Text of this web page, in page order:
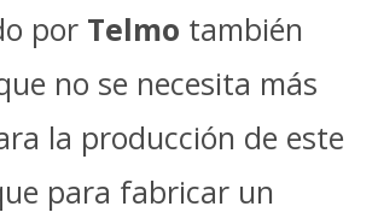
por Telmo también
no se necesita más
la producción de este
para fabricar un